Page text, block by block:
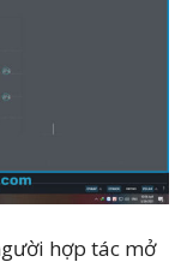
hợp tác mở